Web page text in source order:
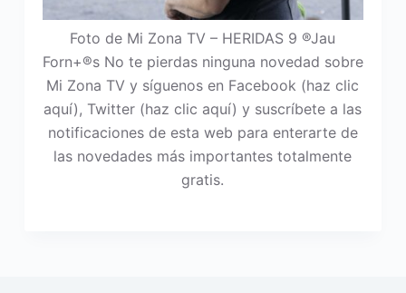
Foto de Mi Zona TV – HERIDAS 9 ®Jau
Forn+®s No te pierdas ninguna novedad sobre
Mi Zona TV y síguenos en Facebook (haz clic
aquí), Twitter (haz clic aquí) y suscríbete a las
notificaciones de esta web para enterarte de
las novedades más importantes totalmente
gratis.